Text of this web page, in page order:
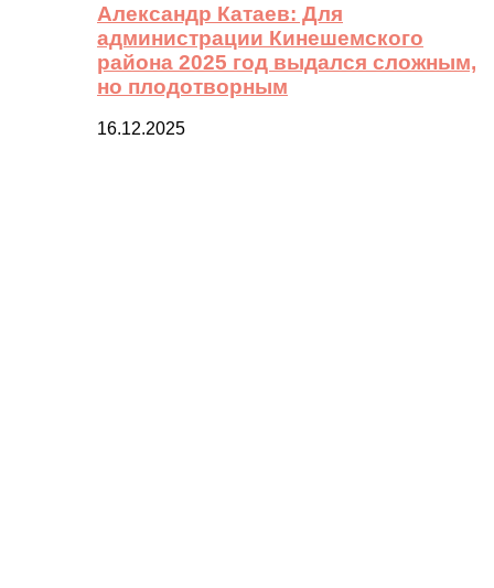
Александр Катаев: Для
администрации Кинешемского
района 2025 год выдался сложным,
но плодотворным
16.12.2025